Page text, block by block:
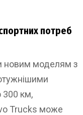
потреб
новим моделям з
300 км,
Trucks може